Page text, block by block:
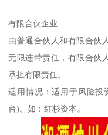
有限合伙企业
由普通合伙人和有限合伙
无限连带责任，有限合伙
承担有限责任。
适用情况：适用于风险投
台)。如：红杉资本。